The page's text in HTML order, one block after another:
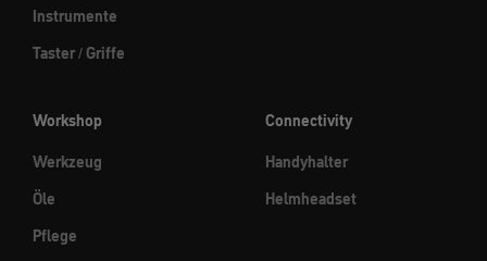
Instrumente
Taster / Griffe
Workshop
Werkzeug
Öle
Pflege
Connectivity
Handyhalter
Helmheadset